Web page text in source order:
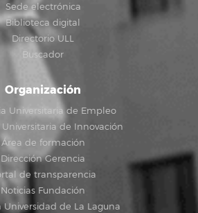
Sede electrónica
Biblioteca digital
Directorio ULL
Buscador
Organización
Universitaria de Empleo
de Innovación
Área de formación
Dirección Gerencia
de transparencia
Noticias Fundación
Universidad de La Laguna